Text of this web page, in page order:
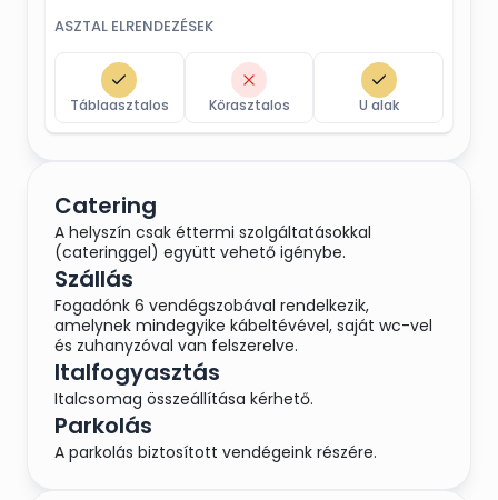
ASZTAL ELRENDEZÉSEK
Táblaasztalos Körasztalos U alak
Catering
A helyszín csak éttermi szolgáltatásokkal
(cateringgel) együtt vehető igénybe.
Szállás
Fogadónk 6 vendégszobával rendelkezik,
amelynek mindegyike kábeltévével, saját wc-vel
és zuhanyzóval van felszerelve.
Italfogyasztás
Italcsomag összeállítása kérhető.
Parkolás
A parkolás biztosított vendégeink részére.